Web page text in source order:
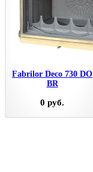
Fabrilor Deco 730 DO
BR
0 руб.